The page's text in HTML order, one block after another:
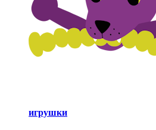
игрушки